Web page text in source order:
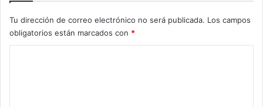
Tu dirección de correo electrónico no será publicada. Los campos
obligatorios están marcados con *